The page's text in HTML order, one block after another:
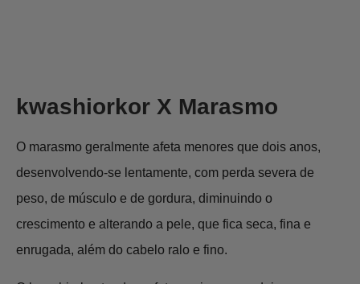
kwashiorkor X Marasmo
O marasmo geralmente afeta menores que dois anos,
desenvolvendo-se lentamente, com perda severa de
peso, de músculo e de gordura, diminuindo o
crescimento e alterando a pele, que fica seca, fina e
enrugada, além do cabelo ralo e fino.